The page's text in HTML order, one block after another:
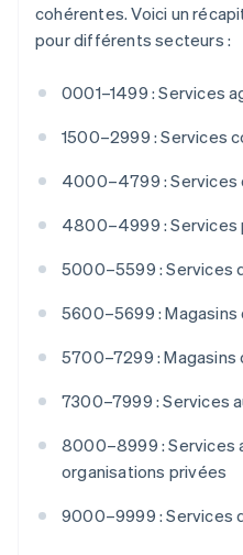
cohérentes. Voici un
pour différents secteurs :
0001–1499 : Services
1500–2999 : Services
4000–4799 : Services
4800–4999 : Services
5000–5599 : Services
5600–5699 :
5700–7299 : Magasins
7300–7999 : Services
8000–8999 : Services
organisations privées
9000–9999 : Services
English
Canada
Chine continentale
Chypre
Croatie
Danemark
Émirats arabes unis
Espagne
Estonie
États-Unis
Finlande
EnglishSvenska
FrançaisEnglish